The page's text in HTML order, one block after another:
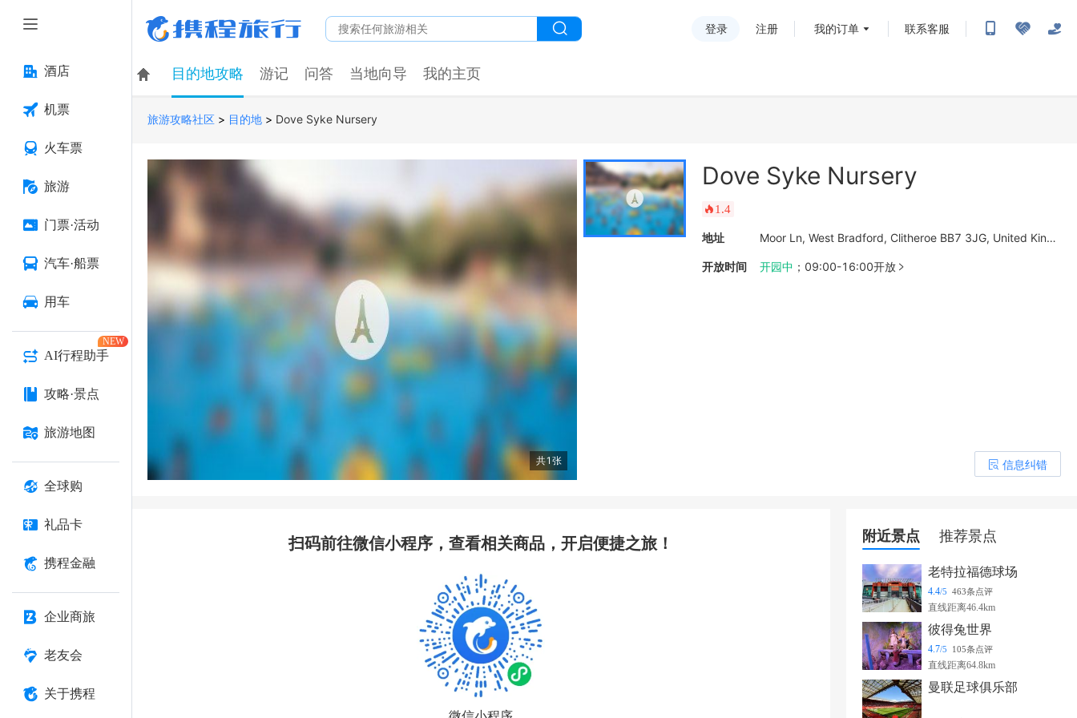
酒店
机票
火车票
旅游
门票·活动
汽车·船票
用车
AI行程助手
NEW
攻略·景点
旅游地图
全球购
礼品卡
携程金融
企业商旅
老友会
关于携程
登录 注册 我的订单 联系客服
目的地攻略 游记 问答 当地向导 我的主页
旅游攻略社区 > 目的地 > Dove Syke Nursery
共1张
Dove Syke Nursery
󰺂 1.4
地址 Moor Ln, West Bradford, Clitheroe BB7 3JG, United Kingdom
开放时间 开园中 ； 09:00-16:00开放 
󰎒 信息纠错
扫码前往微信小程序，查看相关商品，开启便捷之旅！ 附近景点 推荐景点
老特拉福德球场
4.4/5 463条点评
直线距离46.4km
彼得兔世界
4.7/5 105条点评
直线距离64.8km
曼联足球俱乐部